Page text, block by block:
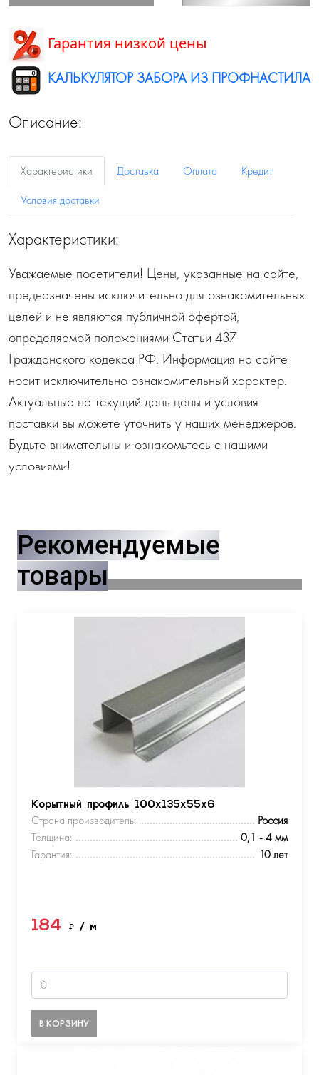
Гарантия низкой цены
КАЛЬКУЛЯТОР ЗАБОРА ИЗ ПРОФНАСТИЛА
Описание:
Характеристики Доставка Оплата
Кредит
Условия доставки
Характеристики:
Уважаемые посетители! Цены, указанные на сайте,
предназначены исключительно для ознакомительных
целей и не являются публичной офертой,
определяемой положениями Статьи 437
Гражданского кодекса РФ. Информация на сайте
носит исключительно ознакомительный характер.
Актуальные на текущий день цены и условия
поставки вы можете уточнить у наших менеджеров.
Будьте внимательны и ознакомьтесь с нашими
условиями!
Рекомендуемые
товары
Корытный профиль 100х135х55х6
Страна производитель:
Россия
Толщина:
0,1 - 4 мм
Гарантия:
10 лет
184 ₽ / м
В КОРЗИНУ